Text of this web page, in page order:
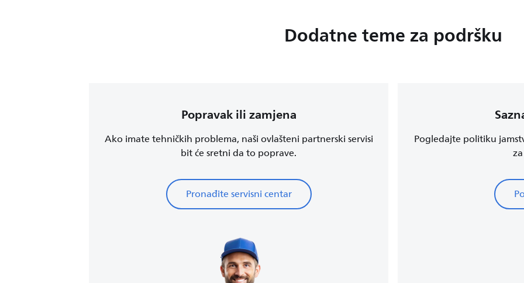
Dodatne teme za podršku
Popravak ili zamjena
Ako imate tehničkih problema, naši ovlašteni partnerski servisi
bit će sretni da to poprave.
Pronađite servisni centar
Pogledajte politiku